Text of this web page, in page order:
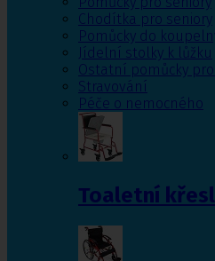
Chodítka pro seniory
Pomůcky do
Jídelní stolky k lůžku
Ostatní pomůcky
Stravování
Péče o nemocného
Toaletní